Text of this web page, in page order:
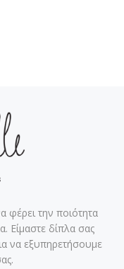
την ποιότητα
Είμαστε δίπλα σας
να εξυπηρετήσουμε